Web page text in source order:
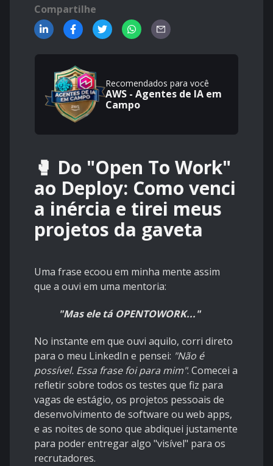
Compartilhe
Recomendados para você
AWS - Agentes de IA em
Campo
🥊 Do "Open To Work"
ao Deploy: Como venci
a inércia e tirei meus
projetos da gaveta
Uma frase ecoou em minha mente assim
que a ouvi em uma mentoria:
"Mas ele tá OPENTOWORK..."
No instante em que ouvi aquilo, corri direto
para o meu LinkedIn e pensei: "Não é
possível. Essa frase foi para mim". Comecei a
refletir sobre todos os testes que fiz para
vagas de estágio, os projetos pessoais de
desenvolvimento de software ou web apps,
e as noites de sono que abdiquei justamente
para poder entregar algo "visível" para os
recrutadores.